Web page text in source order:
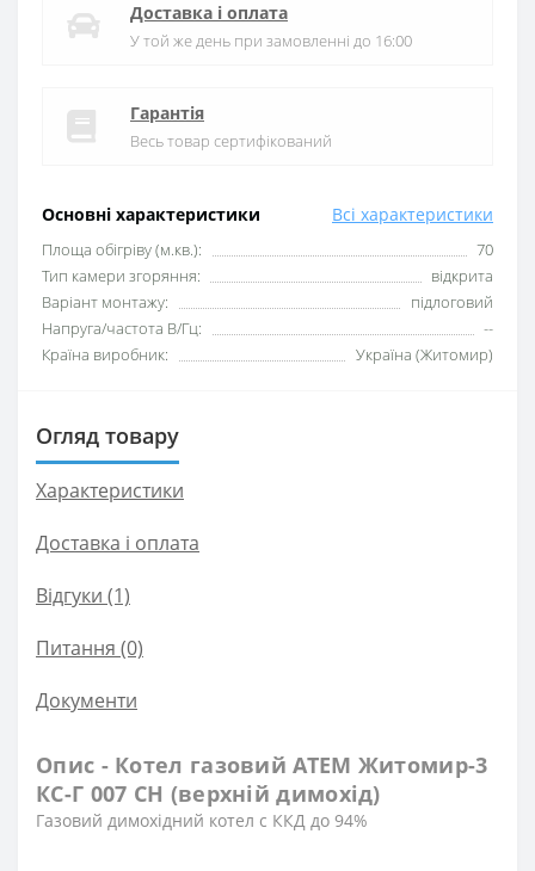
Основні характеристики Всі характеристики
Площа обігріву (м.кв.):
70
Тип камери згоряння:
відкрита
Варіант монтажу:
підлоговий
Напруга/частота В/Гц:
--
Країна виробник:
Україна (Житомир)
Доставка і оплата
У той же день при замовленні до 16:00
Гарантія
Весь товар сертифікований
Огляд товару
Характеристики
Доставка і оплата
Відгуки (1)
Питання (0)
Документи
Опис - Котел газовий АТЕМ Житомир-3
КС-Г 007 СН (верхній димохід)
Газовий димохідний котел с ККД до 94%